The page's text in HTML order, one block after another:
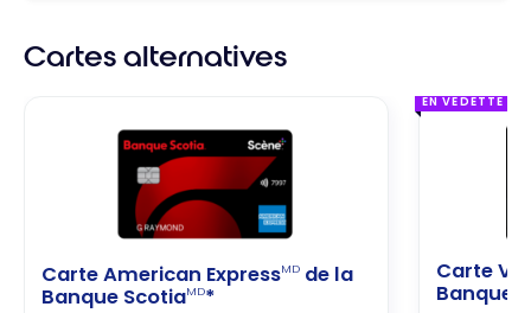
Cartes alternatives
Carte American ExpressMD de la
Banque ScotiaMD*
EN VEDETTE
Carte
Banque